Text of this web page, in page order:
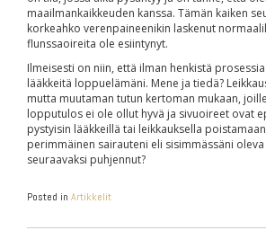
maailmankaikkeuden kanssa. Tämän kaiken
korkeahko verenpaineenikin laskenut
flunssaoireita ole esiintynyt.
Ilmeisesti on niin, että ilman henkistä
lääkkeitä loppuelämäni. Mene ja tiedä?
mutta muutaman tutun kertoman mukaan,
lopputulos ei ole ollut hyvä ja sivuoireet ovat
pystyisin lääkkeillä tai leikkauksella
perimmäinen sairauteni eli sisimmässäni
seuraavaksi puhjennut?
Posted in Artikkelit